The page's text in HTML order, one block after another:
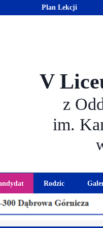
Rodzic
Harmonogram
szkolnego
Aktualności dla
V
z
im.
Plan Lekcji